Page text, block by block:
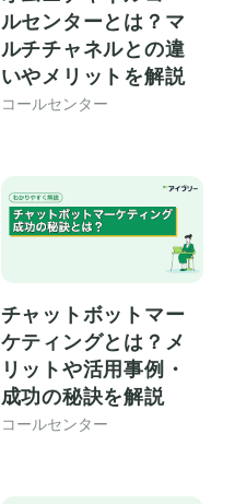
ルセンターとは？マ
ルチチャネルとの違
いやメリットを解説
コールセンター
チャットボットマー
ケティングとは？メ
リットや活用事例・
成功の秘訣を解説
コールセンター